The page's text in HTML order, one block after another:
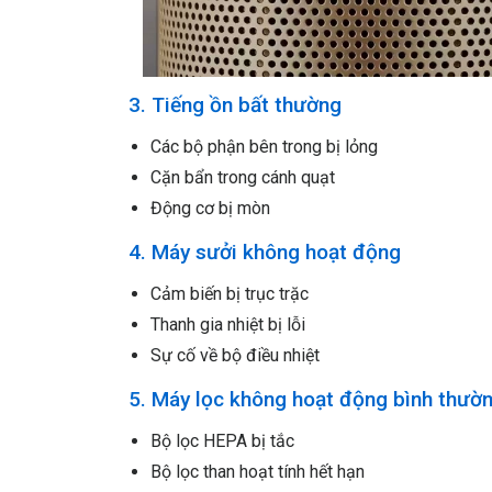
3. Tiếng ồn bất thường
Các bộ phận bên trong bị lỏng
Cặn bẩn trong cánh quạt
Động cơ bị mòn
4. Máy sưởi không hoạt động
Cảm biến bị trục trặc
Thanh gia nhiệt bị lỗi
Sự cố về bộ điều nhiệt
5. Máy lọc không hoạt động bình
Bộ lọc HEPA bị tắc
Bộ lọc than hoạt tính hết hạn